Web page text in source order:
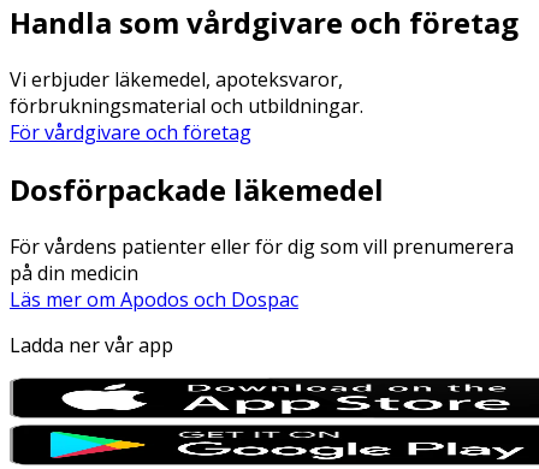
Handla som vårdgivare och företag
Vi erbjuder läkemedel, apoteksvaror,
förbrukningsmaterial och utbildningar.
För vårdgivare och företag
Dosförpackade läkemedel
För vårdens patienter eller för dig som vill prenumerera
på din medicin
Läs mer om Apodos och Dospac
Ladda ner vår app